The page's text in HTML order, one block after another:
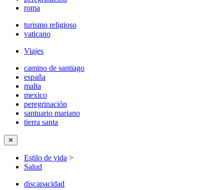
roma
turismo religioso
vaticano
Viajes
camino de santiago
españa
malta
mexico
peregrinación
santuario mariano
tierra santa
✕
Estilo de vida >
Salud
discapacidad